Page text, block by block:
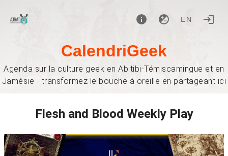
EN
CalendriGeek
Agenda sur la culture geek en Abitibi-Témiscamingue et en
Jamésie - transformez le bouche à oreille en partageant ici
Flesh and Blood Weekly Play